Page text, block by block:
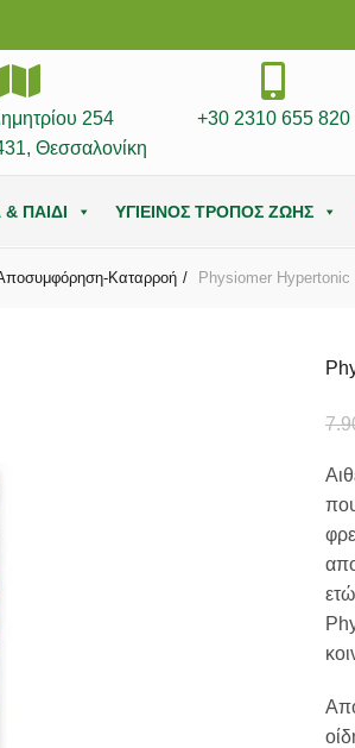
254
Θεσσαλονίκη
+30 2310 655 820
ΠΑΙΔΙ ΥΓΙΕΙΝΟΣ ΤΡΟΠΟΣ ΖΩΗΣ
Αποσυμφόρηση-Καταρροή Physiomer